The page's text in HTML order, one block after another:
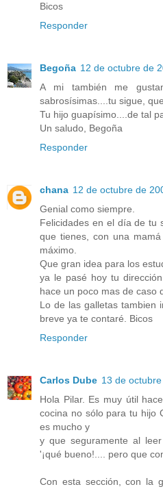
Bicos
Responder
Begoña 12 de octubre de
A mi también me
sabrosísimas....tu sigue,
Tu hijo guapísimo....de tal
Un saludo, Begoña
Responder
chana 12 de octubre de
Genial como siempre.
Felicidades en el día de tu
que tienes, con una
máximo.
Que gran idea para los
ya le pasé hoy tu
hace un poco mas de caso
Lo de las galletas tambien
breve ya te contaré. Bicos
Responder
Carlos Dube 13 de
Hola Pilar. Es muy útil
cocina no sólo para tu hijo
es mucho y
y que seguramente al
'¡qué bueno!.... pero que
Con esta sección, con la